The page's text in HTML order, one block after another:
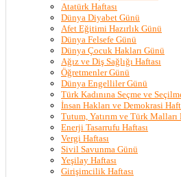
Atatürk Haftası
Dünya Diyabet Günü
Afet Eğitimi Hazırlık Günü
Dünya Felsefe Günü
Dünya Çocuk Hakları Günü
Ağız ve Diş Sağlığı Haftası
Öğretmenler Günü
Dünya Engelliler Günü
Türk Kadınına Seçme ve
İnsan Hakları ve Demokrasi
Tutum, Yatırım ve Türk Malları
Enerji Tasarrufu Haftası
Vergi Haftası
Sivil Savunma Günü
Yeşilay Haftası
Girişimcilik Haftası